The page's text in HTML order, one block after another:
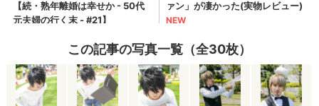
この記事の写真一覧（全30枚）